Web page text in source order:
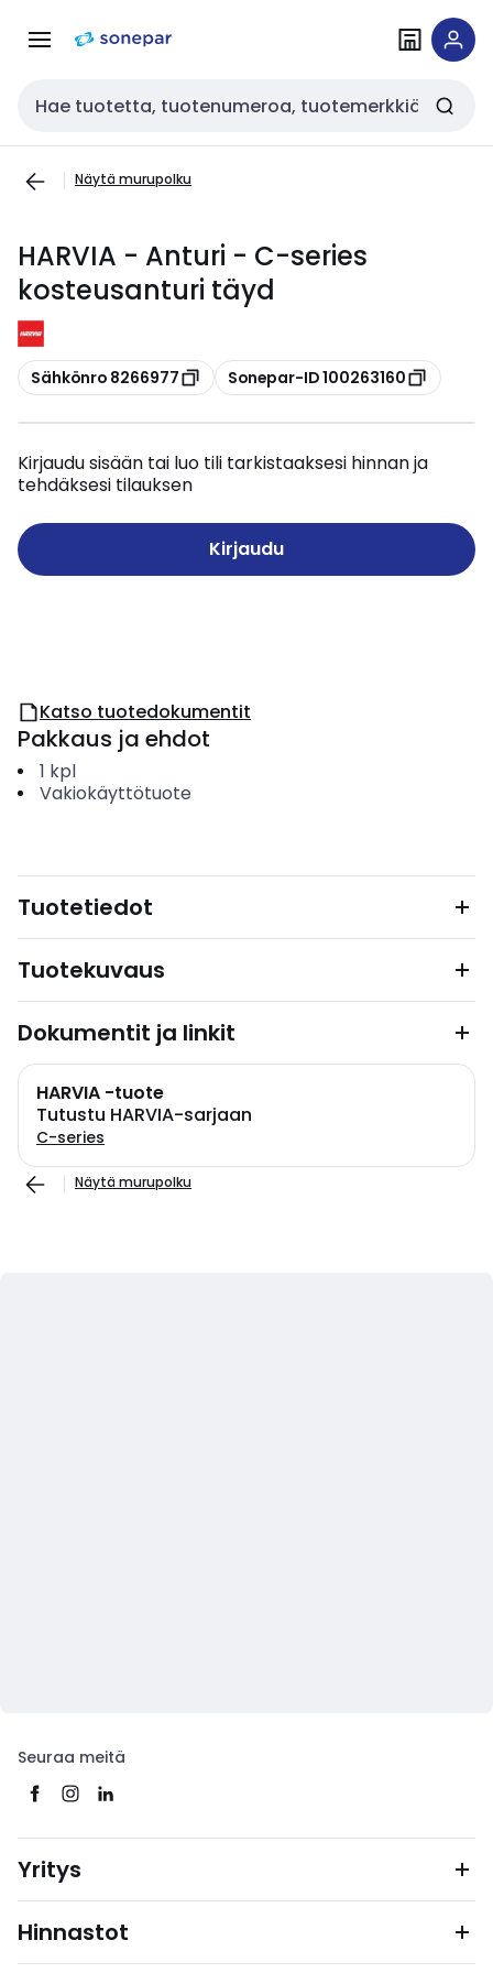
navigointiinsisältöön
Haku
Näytä murupolku
HARVIA - Anturi - C-series
kosteusanturi täyd
Kopioi
Sähkönro 8266977 Kopioi
Sonepar-ID 100263160
Kirjaudu sisään tai luo tili tarkistaaksesi hinnan ja
tehdäksesi tilauksen
Kirjaudu
Katso tuotedokumentit
Pakkaus ja ehdot
1 kpl
Vakiokäyttötuote
Tuotetiedot
Tuotekuvaus
Dokumentit ja linkit
HARVIA -tuote
Tutustu HARVIA-sarjaan
C-series
Näytä murupolku
Seuraa meitä
Yritys
Hinnastot